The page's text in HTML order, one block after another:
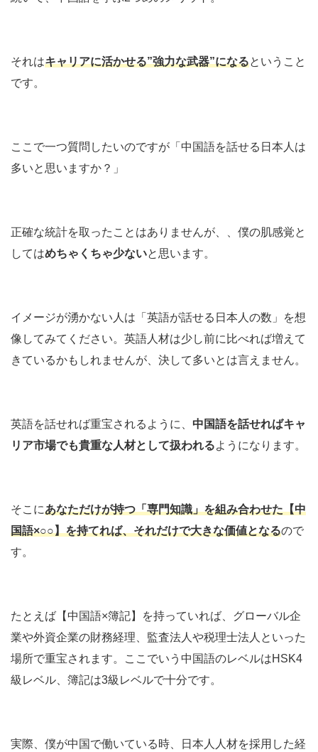
それはキャリアに活かせる”強力な武器”になるということ
です。
ここで一つ質問したいのですが「中国語を話せる日本人は
多いと思いますか？」
正確な統計を取ったことはありませんが、、僕の肌感覚と
してはめちゃくちゃ少ないと思います。
イメージが湧かない人は「英語が話せる日本人の数」を想
像してみてください。英語人材は少し前に比べれば増えて
きているかもしれませんが、決して多いとは言えません。
英語を話せれば重宝されるように、 中国語を話せればキャ
リア市場でも貴重な人材として扱われるようになります。
そこにあなただけが持つ「専門知識」を組み合わせた【中
国語×○○】を持てれば、それだけで大きな価値となるので
す。
たとえば【中国語×簿記】を持っていれば、グローバル企
業や外資企業の財務経理、監査法人や税理士法人といった
場所で重宝されます。ここでいう中国語のレベルはHSK4
級レベル、簿記は3級レベルで十分です。
実際、僕が中国で働いている時、日本人人材を採用した経